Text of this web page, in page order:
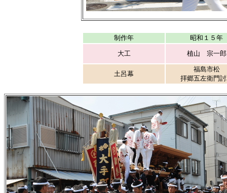
制作年 昭和１５年
大工 植山 宗一郎
土呂幕
福島市松
拝郷五左衛門